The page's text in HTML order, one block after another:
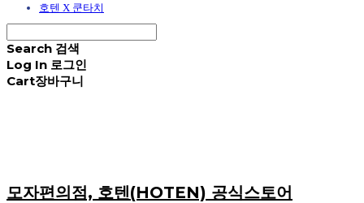
호텐 X 쿤타치
Search 검색
Log In 로그인
Cart장바구니
모자편의점, 호텐(HOTEN) 공식스토어